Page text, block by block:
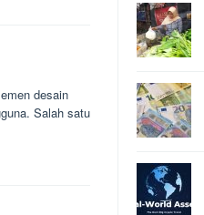
desain
Salah satu